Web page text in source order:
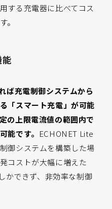
する充電器に比べてコス
。
ば充電制御システムから
「スマート充電」が可能
の上限電流値の範囲内で
能です。 ECHONET Lite
御システムを構築した場
コストが大幅に増えた
かできず、非効率な制御